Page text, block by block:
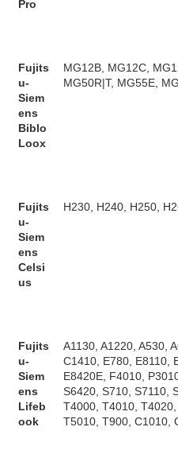
Pro
Fujits
u-
Siem
ens
Biblo
Loox
MG12B, MG12C,
MG50R|T, MG55E,
Fujits
u-
Siem
ens
Celsi
us
H230, H240, H250,
Fujits
u-
Siem
ens
Lifeb
ook
A1130, A1220, A530,
C1410, E780, E8110,
E8420E, F4010,
S6420, S710, S7110,
T4000, T4010,
T5010, T900, C1010,